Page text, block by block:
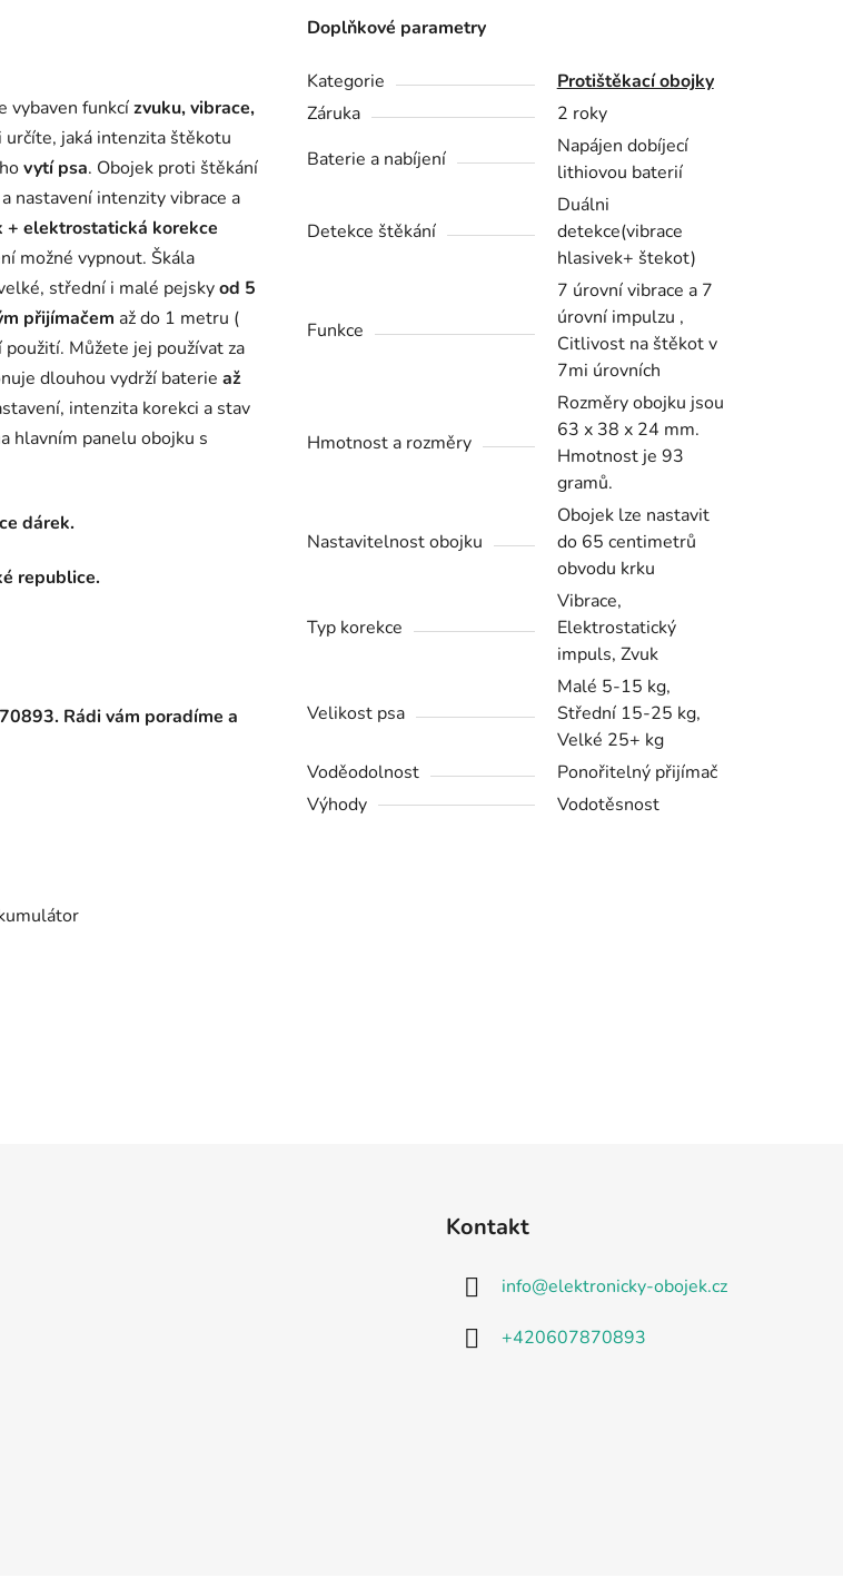
vybaven funkcízvuku, vibrace,
určíte, jaká intenzita štěkotu
vytí psa. Obojek proti štěkání
nastavení intenzity vibrace a
+ elektrostatická korekce
možné vypnout. Škála
střední i malé pejskyod 5
přijímačem až do 1 metru (
Můžete jej používat za
dlouhou vydrží baterie až
intenzita korekci a stav
hlavním panelu obojku s
dárek.
republice.
Rádi vám poradíme a
Doplňkové parametry
Kategorie
Protištěkací obojky
Záruka
2 roky
Baterie a nabíjení
Napájen dobíjecí
lithiovou baterií
Detekce štěkání
Duálni
detekce(vibrace
hlasivek+ štekot)
Funkce
7 úrovní vibrace a 7
úrovní impulzu ,
Citlivost na štěkot v
7mi úrovních
Hmotnost a rozměry
Rozměry obojku jsou
63 x 38 x 24 mm.
Hmotnost je 93
gramů.
Nastavitelnost obojku
Obojek lze nastavit
do 65 centimetrů
obvodu krku
Typ korekce
Vibrace,
Elektrostatický
impuls, Zvuk
Velikost psa
Malé 5-15 kg,
Střední 15-25 kg,
Velké 25+ kg
Voděodolnost
Ponořitelný přijímač
Výhody
Vodotěsnost
Kontakt
info@elektronicky-obojek.cz
+420607870893